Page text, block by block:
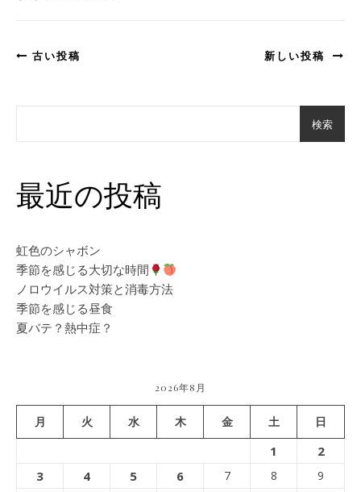
古い投稿 新しい投稿
検索
最近の投稿
虹色のシャボン
季節を感じる大切な時間
ノロウイルス対策と消毒方法
季節を感じる昼食
夏バテ？熱中症？
2026年8月
月 火 水 木 金 土 日
1
2
3
4 5 6 7 8
9